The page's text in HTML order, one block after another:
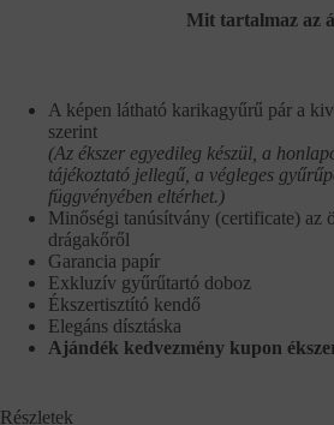
Mit tartalmaz az
A képen látható karikagyűrű pár a
szerint
(Az ékszer egyedileg készül, a
tájékoztató jellegű, a végleges
függvényében eltérhet.)
Minőségi tanúsítvány (certificate) az
drágakőről
Garancia papír
Exkluzív gyűrűtartó doboz
Ékszertisztító kendő
Elegáns dísztáska
Ajándék kedvezmény kupon
Részletek